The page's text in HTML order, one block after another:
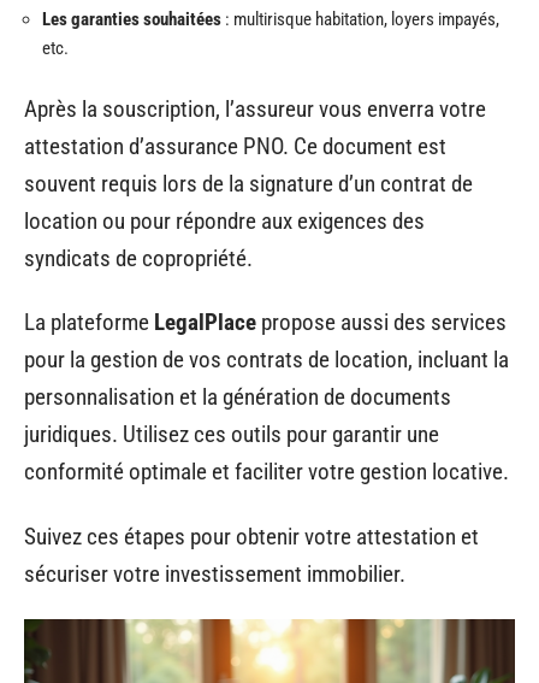
Les garanties souhaitées : multirisque habitation, loyers impayés,
etc.
Après la souscription, l’assureur vous enverra votre
attestation d’assurance PNO. Ce document est
souvent requis lors de la signature d’un contrat de
location ou pour répondre aux exigences des
syndicats de copropriété.
La plateforme LegalPlace propose aussi des services
pour la gestion de vos contrats de location, incluant la
personnalisation et la génération de documents
juridiques. Utilisez ces outils pour garantir une
conformité optimale et faciliter votre gestion locative.
Suivez ces étapes pour obtenir votre attestation et
sécuriser votre investissement immobilier.